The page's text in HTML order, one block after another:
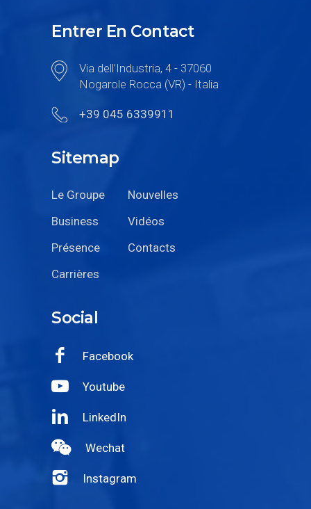
Entrer En Contact
Via dell’Industria, 4 - 37060
Nogarole Rocca (VR) - Italia
+39 045 6339911
Sitemap
Le Groupe
Nouvelles
Business
Vidéos
Présence
Contacts
Carrières
Social
Facebook
Youtube
LinkedIn
Wechat
Instagram